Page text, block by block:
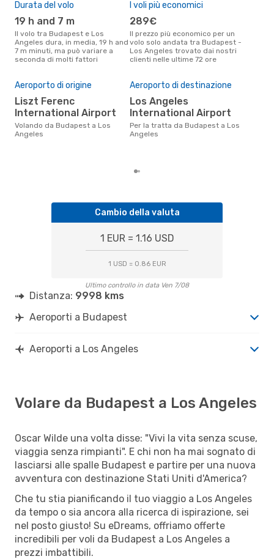
Durata del volo
19 h and 7 m
Il volo tra Budapest e Los
Angeles dura, in media, 19 h and
7 m minuti, ma può variare a
seconda di molti fattori
I voli più economici
289€
Il prezzo più economico per un
volo solo andata tra Budapest -
Los Angeles trovato dai nostri
clienti nelle ultime 72 ore
Aeroporto di origine
Liszt Ferenc
International Airport
Volando da Budapest a Los
Angeles
Aeroporto di destinazione
Los Angeles
International Airport
Per la tratta da Budapest a Los
Angeles
Cambio della valuta
1 EUR = 1.16 USD
1 USD = 0.86 EUR
Ultimo controllo in data Ven 7/08
Distanza: 9998 kms
Aeroporti a Budapest
Aeroporti a Los Angeles
Volare da Budapest a Los Angeles
Oscar Wilde una volta disse: "Vivi la vita senza scuse,
viaggia senza rimpianti". E chi non ha mai sognato di
lasciarsi alle spalle Budapest e partire per una nuova
avventura con destinazione Stati Uniti d'America?
Che tu stia pianificando il tuo viaggio a Los Angeles
da tempo o sia ancora alla ricerca di ispirazione, sei
nel posto giusto! Su eDreams, offriamo offerte
incredibili per voli da Budapest a Los Angeles a
prezzi imbattibili.